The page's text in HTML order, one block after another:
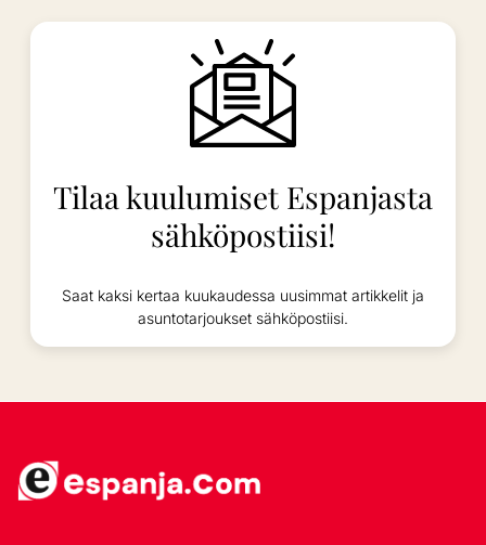
Tilaa kuulumiset Espanjasta
sähköpostiisi!
Saat kaksi kertaa kuukaudessa uusimmat artikkelit ja
asuntotarjoukset sähköpostiisi.